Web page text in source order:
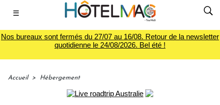
☰
Nos bureaux sont fermés du 27/07 au 16/08. Retour de la newsletter
quotidienne le 24/08/2026. Bel été !
Accueil > Hébergement